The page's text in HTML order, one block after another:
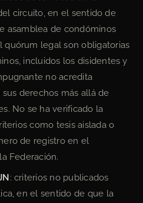
circuito, en el sentido de
asamblea de condóminos
quórum legal son obligatorias
incluidos los disidentes y
no acredita
derechos más allá de
No se ha verificado la
como tesis aislada o
de registro en el
Federación.
: criterios no publicados
en el sentido de que la